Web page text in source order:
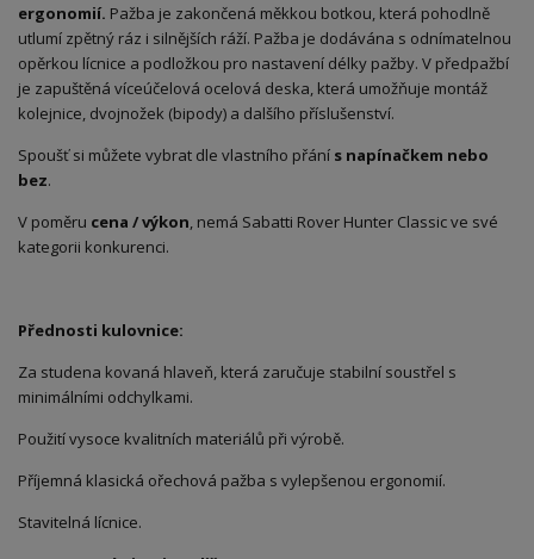
ergonomií. Pažba je zakončená měkkou botkou, která pohodlně
utlumí zpětný ráz i silnějších ráží. Pažba je dodávána s odnímatelnou
opěrkou lícnice a podložkou pro nastavení délky pažby. V předpažbí
je zapuštěná víceúčelová ocelová deska, která umožňuje montáž
kolejnice, dvojnožek (bipody) a dalšího příslušenství.
Spoušť si můžete vybrat dle vlastního přání s napínačkem nebo
bez.
V poměru cena / výkon, nemá Sabatti Rover Hunter Classic ve své
kategorii konkurenci.
Přednosti kulovnice:
Za studena kovaná hlaveň, která zaručuje stabilní soustřel s
minimálními odchylkami.
Použití vysoce kvalitních materiálů při výrobě.
Příjemná klasická ořechová pažba s vylepšenou ergonomií.
Stavitelná lícnice.